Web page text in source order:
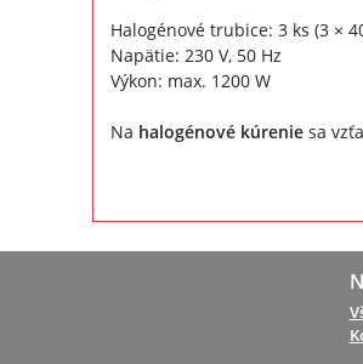
Halogénové trubice: 3 ks (3 ×
Napätie: 230 V, 50 Hz
Výkon: max. 1200 W
Na halogénové kúrenie sa